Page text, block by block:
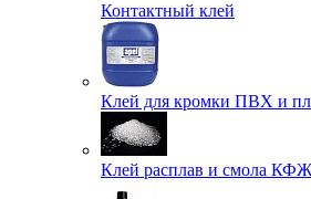
Контактный клей
Клей для кромки ПВХ и
Клей расплав и смола КФЖ